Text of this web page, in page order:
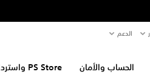
الدعم
الحساب والأمان PS Store واسترداد الأموال